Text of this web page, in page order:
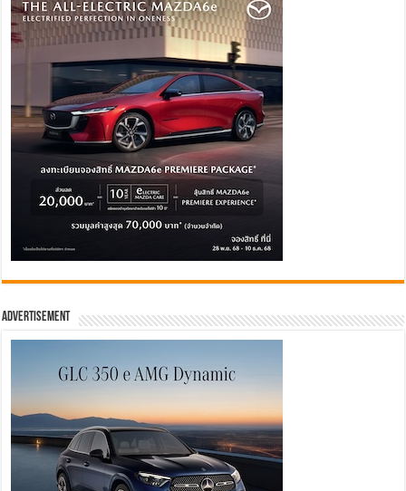
Advertisement